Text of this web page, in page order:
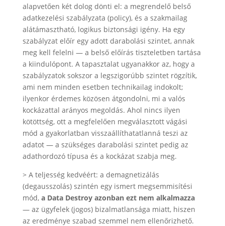
alapvetően két dolog dönti el: a megrendelő belső
adatkezelési szabályzata (policy), és a szakmailag
alátámasztható, logikus biztonsági igény. Ha egy
szabályzat előír egy adott darabolási szintet, annak
meg kell felelni — a belső előírás tiszteletben tartása
a kiindulópont. A tapasztalat ugyanakkor az, hogy a
szabályzatok sokszor a legszigorúbb szintet rögzítik,
ami nem minden esetben technikailag indokolt;
ilyenkor érdemes közösen átgondolni, mi a valós
kockázattal arányos megoldás. Ahol nincs ilyen
kötöttség, ott a megfelelően megválasztott vágási
mód a gyakorlatban visszaállíthatatlanná teszi az
adatot — a szükséges darabolási szintet pedig az
adathordozó típusa és a kockázat szabja meg.
> A teljesség kedvéért: a demagnetizálás
(degausszolás) szintén egy ismert megsemmisítési
mód, a Data Destroy azonban ezt nem alkalmazza
— az ügyfelek (jogos) bizalmatlansága miatt, hiszen
az eredménye szabad szemmel nem ellenőrizhető.